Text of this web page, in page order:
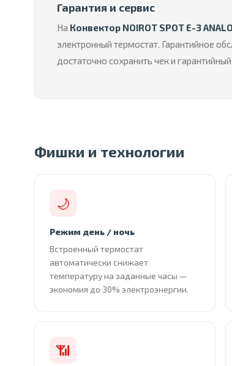
Гарантия и сервис
На Конвектор NOIROT SPOT E-3
электронный термостат. Гарантийное
достаточно сохранить чек и
Фишки и технологии
🌙
Режим день / ночь
Встроенный термостат
автоматически снижает
температуру на заданные часы —
экономия до 30% электроэнергии.
📶